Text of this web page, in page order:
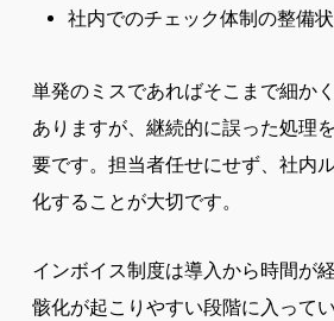
社内でのチェック体制の整備
単発のミスであればそこまで細か
ありますが、継続的に誤った処理
要です。担当者任せにせず、社内
化することが大切です。
インボイス制度は導入から時間が
骸化が起こりやすい段階に入って